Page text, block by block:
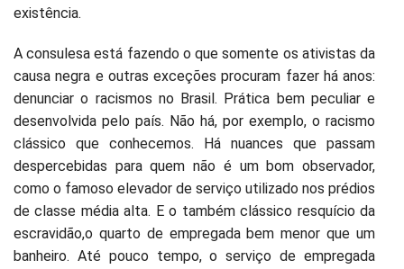
existência.
A consulesa está fazendo o que somente os ativistas da
causa negra e outras exceções procuram fazer há anos:
denunciar o racismos no Brasil. Prática bem peculiar e
desenvolvida pelo país. Não há, por exemplo, o racismo
clássico que conhecemos. Há nuances que passam
despercebidas para quem não é um bom observador,
como o famoso elevador de serviço utilizado nos prédios
de classe média alta. E o também clássico resquício da
escravidão,o quarto de empregada bem menor que um
banheiro. Até pouco tempo, o serviço de empregada